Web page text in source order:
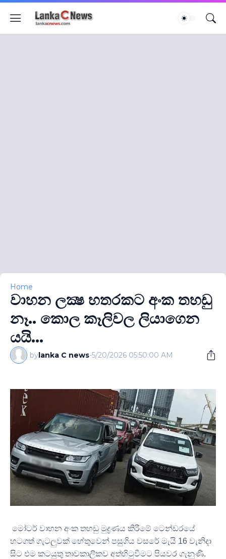
Home
වාහන ලක්‍ෂ හතරකට අංක තහඩු
නෑ.. කොල කෑලිවල ලියාගෙන
යයි...
bylanka C news-5/20/2026 05:50:00 AM
මෝටර් වාහන අංක තහඩු මුද්‍රණය කිරීමේ ටෙන්ඩරයේ
හටගත් ගැටලුවක් හේතුවෙන් පසුගිය වසරේ මැයි 16 වැනිදා
සිට එම කටයුතු තාවකාලිකව අත්හිටුවීමට පියවර ගැනුණි.